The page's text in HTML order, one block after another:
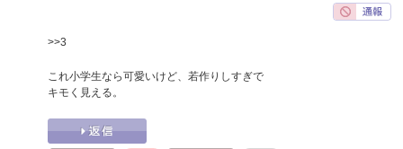
>>3
これ小学生なら可愛いけど、若作りしすぎで
キモく見える。